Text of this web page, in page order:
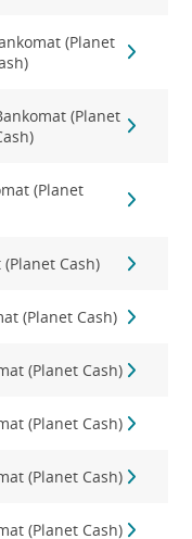
(Planet
(Planet
(Planet
Cash)
(Planet Cash)
(Planet Cash)
(Planet Cash)
(Planet Cash)
(Planet Cash)